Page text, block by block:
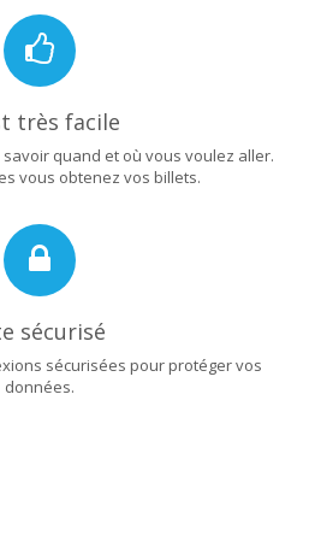
très facile
quand et où vous voulez aller.
vous obtenez vos billets.
sécurisé
sécurisées pour protéger vos
données.